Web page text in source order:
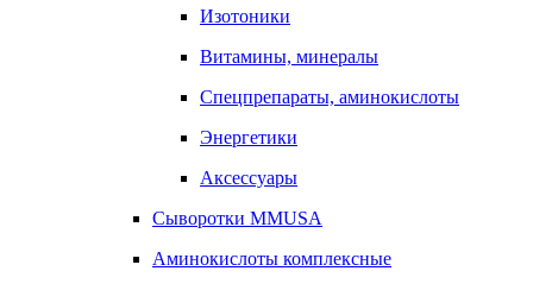
Изотоники
Витамины, минералы
Спецпрепараты, аминокислоты
Энергетики
Аксессуары
Сыворотки MMUSA
Аминокислоты комплексные